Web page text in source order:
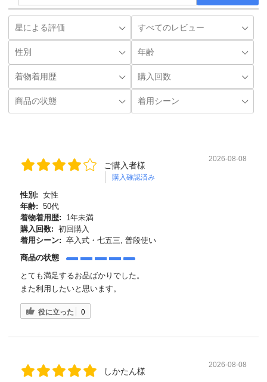
ご購入者様
購入確認済み
2026-08-08
性別: 女性
年齢: 50代
着物着用歴:
1年未満
購入回数: 初回購入
着用シーン: 卒入式・七五三, 普段使い
商品の状態
とても満足するお品ばかりでした。
また利用したいと思います。
役に立った 0
しかたん様
2026-08-08